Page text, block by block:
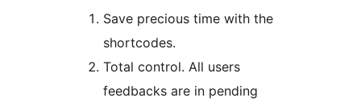
Save precious time with the
shortcodes.
Total control. All users
feedbacks are in pending